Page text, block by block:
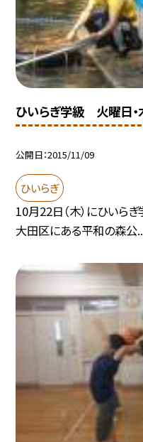
ひいらぎ学級 火曜日
公開日 2015/11/09
ひいらぎ
10月22日（木）にひいら
大田区にある平和の森公